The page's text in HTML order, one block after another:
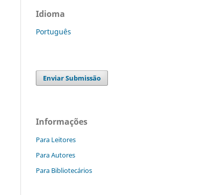
Idioma
Português
Enviar Submissão
Informações
Para Leitores
Para Autores
Para Bibliotecários